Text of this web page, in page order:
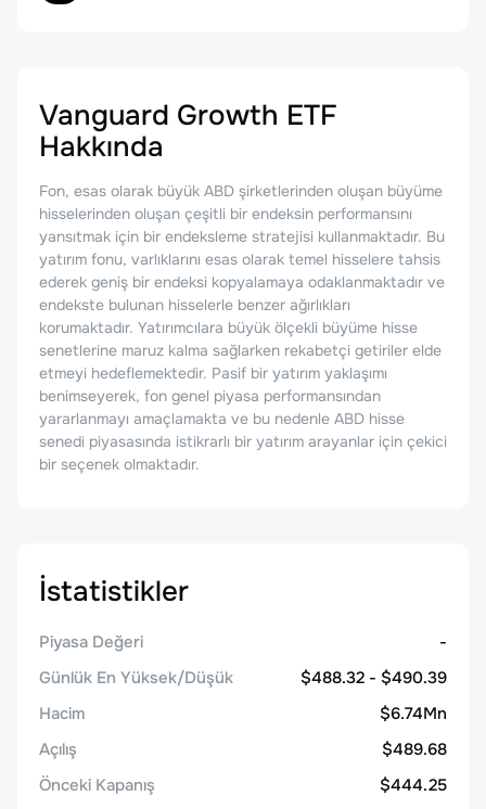
Vanguard Growth ETF
Hakkında
Fon, esas olarak büyük ABD şirketlerinden oluşan büyüme
hisselerinden oluşan çeşitli bir endeksin performansını
yansıtmak için bir endeksleme stratejisi kullanmaktadır. Bu
yatırım fonu, varlıklarını esas olarak temel hisselere tahsis
ederek geniş bir endeksi kopyalamaya odaklanmaktadır ve
endekste bulunan hisselerle benzer ağırlıkları
korumaktadır. Yatırımcılara büyük ölçekli büyüme hisse
senetlerine maruz kalma sağlarken rekabetçi getiriler elde
etmeyi hedeflemektedir. Pasif bir yatırım yaklaşımı
benimseyerek, fon genel piyasa performansından
yararlanmayı amaçlamakta ve bu nedenle ABD hisse
senedi piyasasında istikrarlı bir yatırım arayanlar için çekici
bir seçenek olmaktadır.
İstatistikler
Piyasa Değeri
-
Günlük En Yüksek/Düşük
$488.32 - $490.39
Hacim
$6.74Mn
Açılış
$489.68
Önceki Kapanış
$444.25